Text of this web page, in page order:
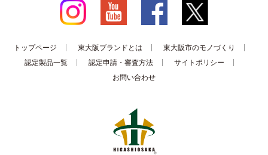
トップページ 東大阪ブランドとは
東大阪市のモノづくり
認定製品一覧
認定申請・審査方法
サイトポリシー
お問い合わせ